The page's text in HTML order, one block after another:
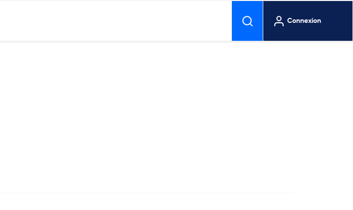
Connexion